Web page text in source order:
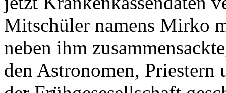
Mitschüler namens Mirko
neben ihm
den Astronomen,